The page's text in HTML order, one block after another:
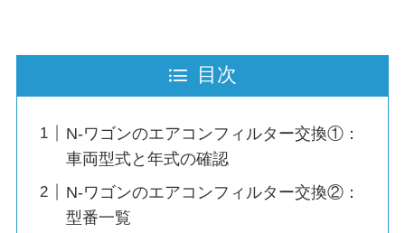
目次
N-ワゴンのエアコンフィルター交換①：
車両型式と年式の確認
N-ワゴンのエアコンフィルター交換②：
型番一覧